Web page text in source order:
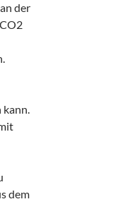
der
kann.
dem